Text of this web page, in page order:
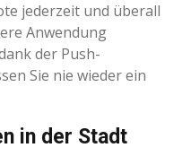
jederzeit und überall
Anwendung
der Push-
Sie nie wieder ein
in der Stadt